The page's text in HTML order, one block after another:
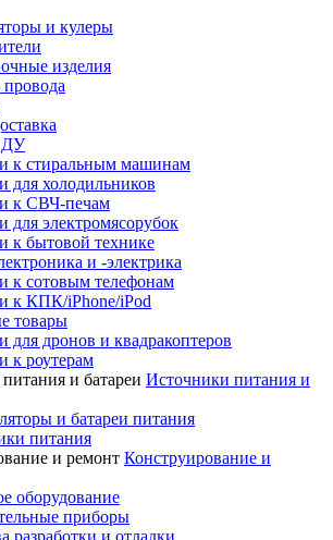
и кулеры
изделия
ДУ
к стиральным машинам
для холодильников
к СВЧ-печам
для электромясорубок
к бытовой технике
и -электрика
к сотовым телефонам
к КПК/iPhone/iPod
товары
для дронов и квадракоптеров
к роутерам
Источники питания и
и батареи питания
питания
Конструирование и
оборудование
приборы
разработки и отладки